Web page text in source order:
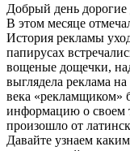
Добрый день дорогие
В этом месяце
История рекламы
папирусах
вощеные дощечки,
выглядела реклама
века
информацию о своем
произошло от
Давайте узнаем